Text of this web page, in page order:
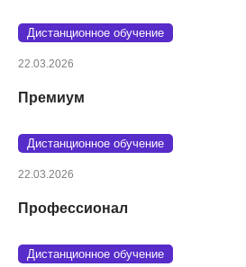
Дистанционное обучение
22.03.2026
Премиум
Дистанционное обучение
22.03.2026
Профессионал
Дистанционное обучение